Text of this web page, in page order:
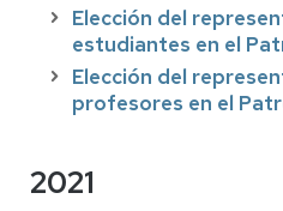
Elección del
estudiantes en el
Elección del
profesores en el
2021